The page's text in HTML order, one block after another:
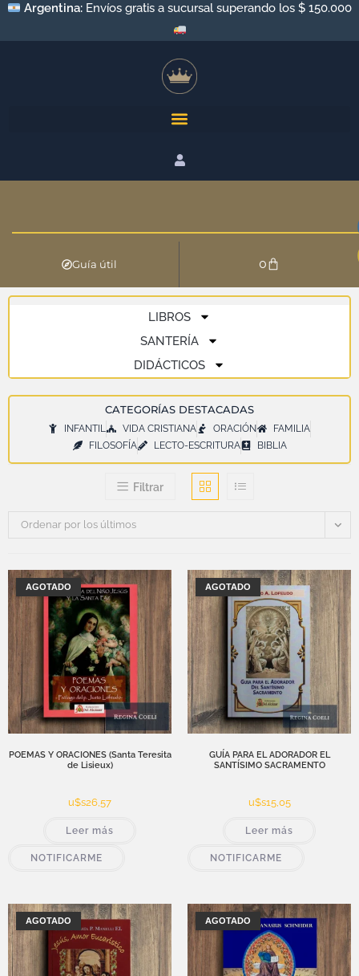
Argentina: Envíos gratis a sucursal superando los $ 150.000
Guía útil 0
LIBROS
SANTERÍA
DIDÁCTICOS
CATEGORÍAS DESTACADAS
INFANTIL VIDA CRISTIANA ORACIÓN
FAMILIA
FILOSOFÍA
LECTO-ESCRITURA BIBLIA
Filtrar
Ordenar por los últimos
AGOTADO
POEMAS Y ORACIONES (Santa Teresita
de Lisieux)
u$s26,57
Leer más
NOTIFICARME
AGOTADO
GUÍA PARA EL ADORADOR EL
SANTÍSIMO SACRAMENTO
u$s15,05
Leer más
NOTIFICARME
AGOTADO AGOTADO